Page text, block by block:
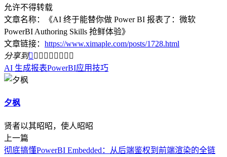
允许不得转载
文章名称：《AI 终于能替你做 Power BI 报表了：微软
PowerBI Authoring Skills 抢鲜体验》
文章链接： https://www.ximaple.com/posts/1728.html
分享到        
AI 生成报表PowerBI应用技巧
夕枫
贤者以其昭昭，使人昭昭
上一篇
彻底搞懂PowerBI Embedded：从后端鉴权到前端渲染的全链